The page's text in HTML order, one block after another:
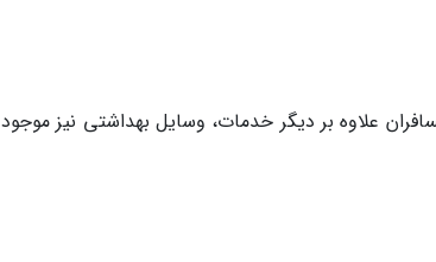
علاوه بر دیگر خدمات، وسایل بهداشتی نیز موجود